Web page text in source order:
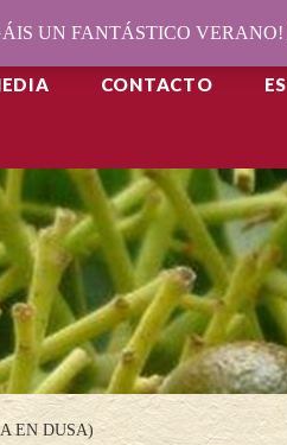
CONTACTO ES
EN DUSA)
UN FANTÁSTICO VERANO!